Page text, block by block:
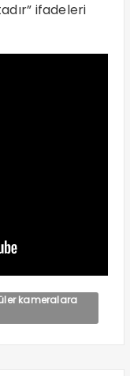
ifadeleri
kameralara